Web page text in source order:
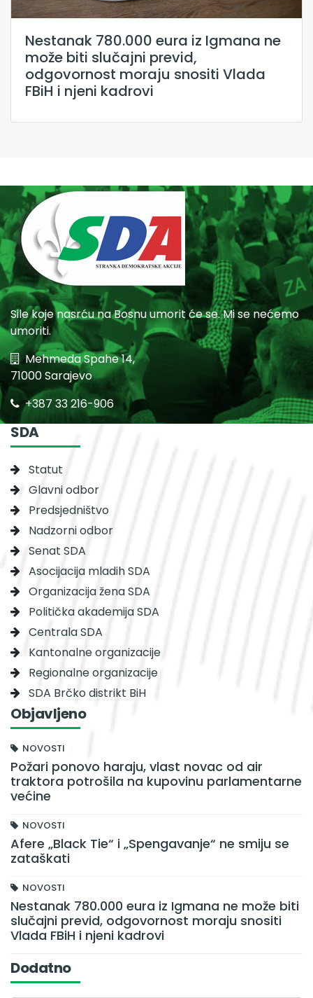
Nestanak 780.000 eura iz Igmana ne
može biti slučajni previd,
odgovornost moraju snositi Vlada
FBiH i njeni kadrovi
Sile koje nasrću na Bosnu umorit će se. Mi se nećemo
umoriti.
Mehmeda Spahe 14,
71000 Sarajevo
+387 33 216-906
SDA
Statut
Glavni odbor
Predsjedništvo
Nadzorni odbor
Senat SDA
Asocijacija mladih SDA
Organizacija žena SDA
Politička akademija SDA
Centrala SDA
Kantonalne organizacije
Regionalne organizacije
SDA Brčko distrikt BiH
Objavljeno
NOVOSTI
Požari ponovo haraju, vlast novac od air
traktora potrošila na kupovinu parlamentarne
većine
NOVOSTI
Afere „Black Tie“ i „Spengavanje“ ne smiju se
zataškati
NOVOSTI
Nestanak 780.000 eura iz Igmana ne može biti
slučajni previd, odgovornost moraju snositi
Vlada FBiH i njeni kadrovi
Dodatno